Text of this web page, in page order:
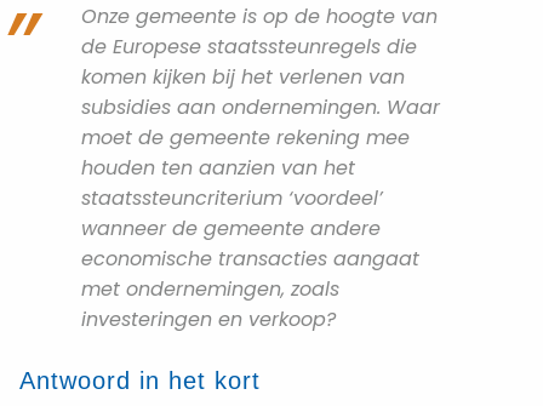
Onze gemeente is op de hoogte van
de Europese staatssteunregels die
komen kijken bij het verlenen van
subsidies aan ondernemingen. Waar
moet de gemeente rekening mee
houden ten aanzien van het
staatssteuncriterium ‘voordeel’
wanneer de gemeente andere
economische transacties aangaat
met ondernemingen, zoals
investeringen en verkoop?
Antwoord in het kort